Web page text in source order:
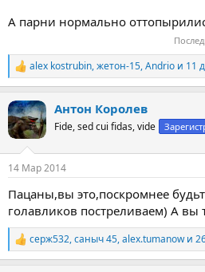
http://www.abirvalg.net/forum/
/545556/&#91;/url]
А парни нормально
Р
е
к
ц
и
alex kostrubin,жетон-15,Andrio и 11
Антон Королев
Fide, sed cui fidas, vide
14 Мар 2014
Пацаны,вы это,поскромнее
голавликов постреливаем) А вы
Р
е
серж532,саныч 45,alex.tumanowи